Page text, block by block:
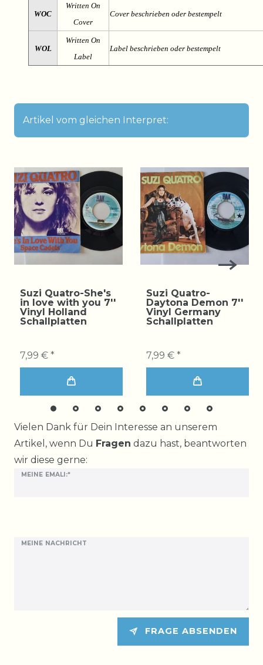
WOC
Written On
Cover
Cover beschrieben oder bestempelt
WOL
Written On
Label
Label beschrieben oder bestempelt
Artikel vom gleichen Interpret:
Suzi Quatro-She's
in love with you 7''
Vinyl Holland
Schallplatten
7,99 € *
Suzi Quatro-
Daytona Demon 7''
Vinyl Germany
Schallplatten
7,99 € *
Vielen Dank für Dein Interesse an unserem
Artikel, wenn Du Fragen dazu hast, beantworten
wir diese gerne:
MEINE EMALI:*
MEINE NACHRICHT
Ceres::Template.mailFormHoneypotLabel
FRAGE ABSENDEN